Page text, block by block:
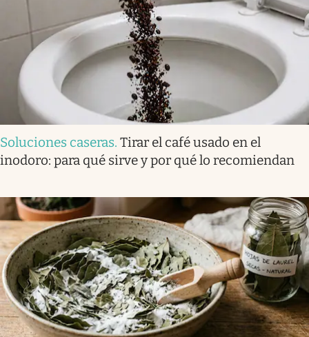
Soluciones caseras. Tirar el café usado en el
inodoro: para qué sirve y por qué lo recomiendan